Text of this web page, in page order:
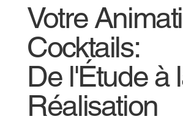
Votre
Cocktails:
De l'Étude à
Réalisation